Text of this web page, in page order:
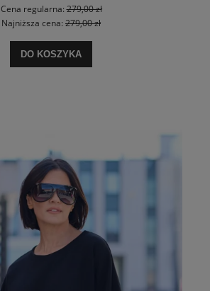
Cena regularna:279,00 zł
Najniższa cena: 279,00 zł
DO KOSZYKA